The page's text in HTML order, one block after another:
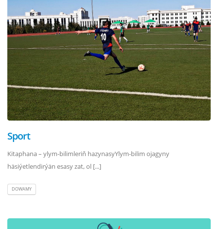
Sport
Kitaphana – ylym-bilimleriň hazynasyYlym-bilim ojagyny
häsiýetlendirýän esasy zat, ol [...]
DOWAMY